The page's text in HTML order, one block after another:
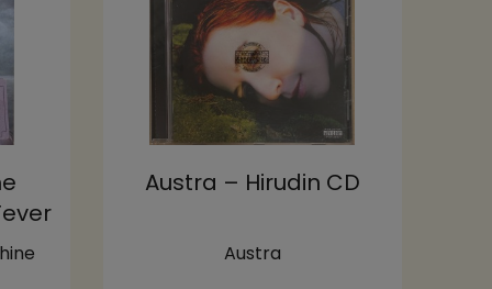
Austra – Hirudin CD
Austra